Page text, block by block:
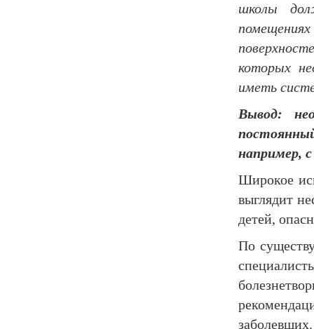
школы
которых
иметь
Вывод:
например,
Широкое
выглядит
детей,
По